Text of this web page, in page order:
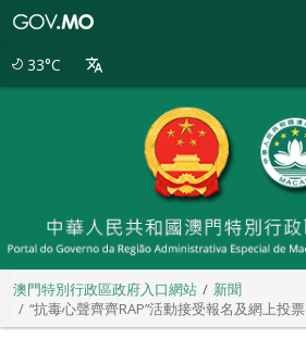
33°C
澳門特別行政區政府入口網站
新聞
“抗毒心聲齊齊RAP”活動接受報名及網上投票